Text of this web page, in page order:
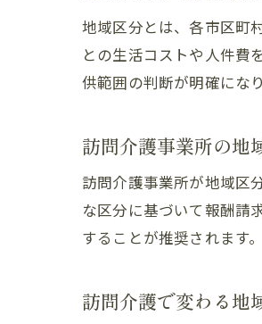
地域区分とは、各市区町
との生活コストや人件費
供範囲の判断が明確にな
訪問介護事業所の地
訪問介護事業所が地域区
な区分に基づいて報酬請
することが推奨されます
訪問介護で変わる地